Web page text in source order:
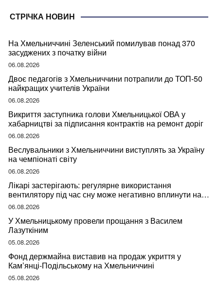
СТРІЧКА НОВИН
На Хмельниччині Зеленський помилував понад 370
засуджених з початку війни
06.08.2026
Двоє педагогів з Хмельниччини потрапили до ТОП-50
найкращих учителів України
06.08.2026
Викриття заступника голови Хмельницької ОВА у
хабарництві за підписання контрактів на ремонт доріг
06.08.2026
Веслувальники з Хмельниччини виступлять за Україну
на чемпіонаті світу
06.08.2026
Лікарі застерігають: регулярне використання
вентилятору під час сну може негативно вплинути на
ваше здоров’я
06.08.2026
У Хмельницькому провели прощання з Василем
Лазуткіним
05.08.2026
Фонд держмайна виставив на продаж укриття у
Кам’янці-Подільському на Хмельниччині
05.08.2026